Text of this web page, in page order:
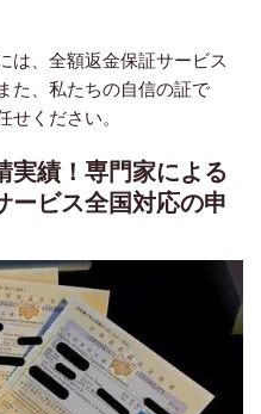
は、全額返金保証サービス
た、私たちの自信の証で
ください。
績！ 専門家による
ービス全国対応の申